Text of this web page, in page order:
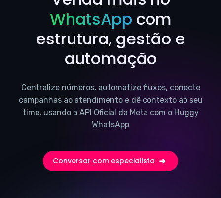
WhatsApp com
estrutura, gestão e
automação
Centralize números, automatize fluxos, conecte
campanhas ao atendimento e dê contexto ao seu
time, usando a API Oficial da Meta com o Huggy
WhatsApp
Conversar com especialista